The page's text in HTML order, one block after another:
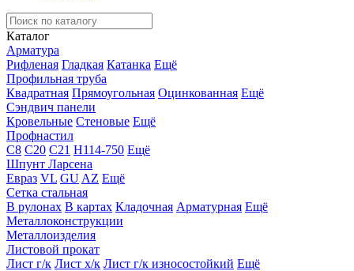
Каталог
Арматура
Рифленая Гладкая Катанка Ещё
Профильная труба
Квадратная Прямоугольная Оцинкованная Ещё
Сэндвич панели
Кровельные Стеновые Ещё
Профнастил
С8 С20 С21 Н114-750 Ещё
Шпунт Ларсена
Евраз VL GU AZ Ещё
Сетка стальная
В рулонах В картах Кладочная Арматурная Ещё
Металлоконструкции
Металлоизделия
Листовой прокат
Лист г/к Лист х/к Лист г/к износостойкий Ещё